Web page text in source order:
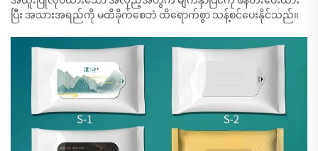
ပြီး အသားအရည်ကို မထိခိုက်စေဘဲ ထိရောက်စွာ သန့်စင်ပေးနိုင်သည်။